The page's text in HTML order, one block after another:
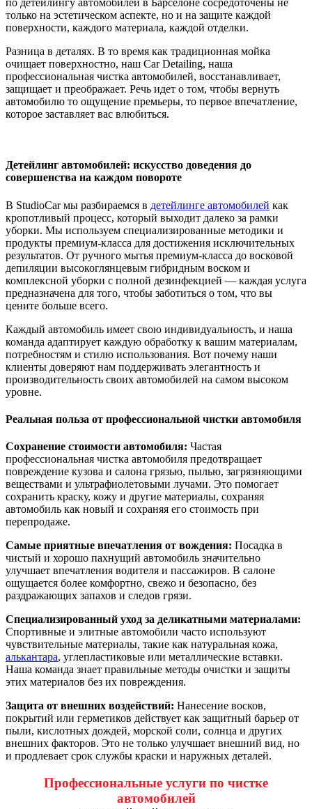
по детейлингу автомобилей в Барселоне сосредоточены не
только на эстетическом аспекте, но и на защите каждой
поверхности, каждого материала, каждой отделки.
Разница в деталях. В то время как традиционная мойка
очищает поверхностно, наш Car Detailing, наша
профессиональная чистка автомобилей, восстанавливает,
защищает и преображает. Речь идет о том, чтобы вернуть
автомобилю то ощущение премьеры, то первое впечатление,
которое заставляет вас влюбиться.
Детейлинг автомобилей: искусство доведения до
совершенства на каждом повороте
В StudioCar мы разбираемся в детейлинге автомобилей как
кропотливый процесс, который выходит далеко за рамки
уборки. Мы используем специализированные методики и
продукты премиум-класса для достижения исключительных
результатов. От ручного мытья премиум-класса до восковой
депиляции высокоглянцевым гибридным воском и
комплексной уборки с полной дезинфекцией — каждая услуга
предназначена для того, чтобы заботиться о том, что вы
цените больше всего.
Каждый автомобиль имеет свою индивидуальность, и наша
команда адаптирует каждую обработку к вашим материалам,
потребностям и стилю использования. Вот почему наши
клиенты доверяют нам поддерживать элегантность и
производительность своих автомобилей на самом высоком
уровне.
Реальная польза от профессиональной чистки автомобиля
Сохранение стоимости автомобиля: Частая
профессиональная чистка автомобиля предотвращает
повреждение кузова и салона грязью, пылью, загрязняющими
веществами и ультрафиолетовыми лучами. Это помогает
сохранить краску, кожу и другие материалы, сохраняя
автомобиль как новый и сохраняя его стоимость при
перепродаже.
Самые приятные впечатления от вождения: Посадка в
чистый и хорошо пахнущий автомобиль значительно
улучшает впечатления водителя и пассажиров. В салоне
ощущается более комфортно, свежо и безопасно, без
раздражающих запахов и следов грязи.
Специализированный уход за деликатными материалами:
Спортивные и элитные автомобили часто используют
чувствительные материалы, такие как натуральная кожа,
алькантара, углепластиковые или металлические вставки.
Наша команда знает правильные методы очистки и защиты
этих материалов без их повреждения.
Защита от внешних воздействий: Нанесение восков,
покрытий или герметиков действует как защитный барьер от
пыли, кислотных дождей, морской соли, солнца и других
внешних факторов. Это не только улучшает внешний вид, но
и продлевает срок службы краски и наружных деталей.
Профессиональные услуги по чистке
автомобилей